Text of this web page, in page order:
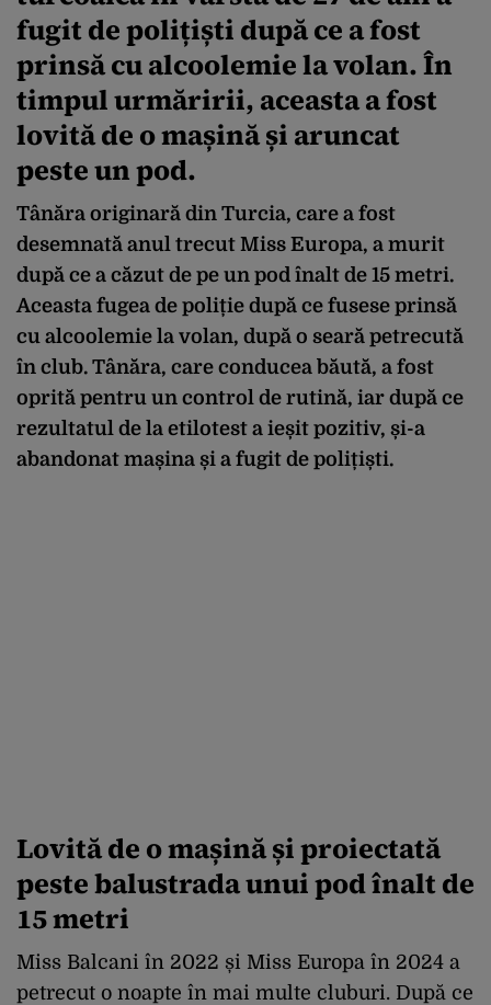
fugit de polițiști după ce a fost
prinsă cu alcoolemie la volan. În
timpul urmăririi, aceasta a fost
lovită de o mașină și aruncat
peste un pod.
Tânăra originară din Turcia, care a fost
desemnată anul trecut Miss Europa, a murit
după ce a căzut de pe un pod înalt de 15 metri.
Aceasta fugea de poliție după ce fusese prinsă
cu alcoolemie la volan, după o seară petrecută
în club. Tânăra, care conducea băută, a fost
oprită pentru un control de rutină, iar după ce
rezultatul de la etilotest a ieșit pozitiv, și-a
abandonat mașina și a fugit de polițiști.
Lovită de o mașină și proiectată
peste balustrada unui pod înalt de
15 metri
Miss Balcani în 2022 și Miss Europa în 2024 a
petrecut o noapte în mai multe cluburi. După ce